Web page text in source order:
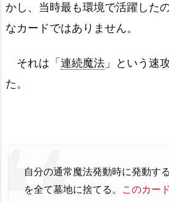
かし、当時最も環境で活躍した
なカードではありません。
それは「 連続魔法 」という速
た。
自分の通常魔法発動時に発動す
を全て墓地に捨てる。
このカー